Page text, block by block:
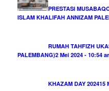
PRESTASI
ISLAM KHALIFAH ANNIZAM
RUMAH TAHFIZH
PALEMBANG)2 Mei 2024 - 10:54
KHAZAM DAY 202415